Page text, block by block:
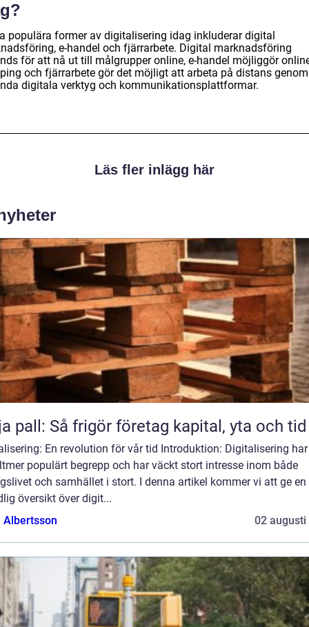
populära former av digitalisering idag inkluderar digital
e-handel och fjärrarbete. Digital marknadsföring
för att nå ut till målgrupper online, e-handel möjliggör
och fjärrarbete gör det möjligt att arbeta på distans
digitala verktyg och kommunikationsplattformar.
Läs fler inlägg här
pall: Så frigör företag kapital, yta och tid
En revolution för vår tid Introduktion: Digitalisering
populärt begrepp och har väckt stort intresse inom både
och samhället i stort. I denna artikel kommer vi att ge en
översikt över digit...
Albertsson
02 augusti